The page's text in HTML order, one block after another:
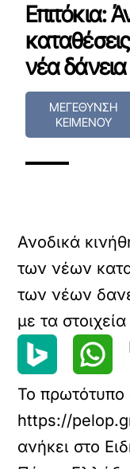
Επιτόκια:
νέα
ΜΕΓΕΘΥΝΣΗ
ΚΕΙΜΕΝΟΥ
Ανοδικά
των νέων
των νέων
με τα
Το πρωτότυπο
https://
ανήκει στο